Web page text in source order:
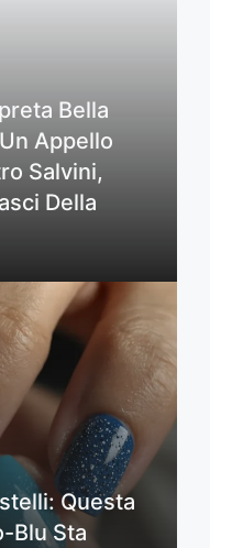
Bella
Appello
Salvini,
Della
Questa
Blu Sta